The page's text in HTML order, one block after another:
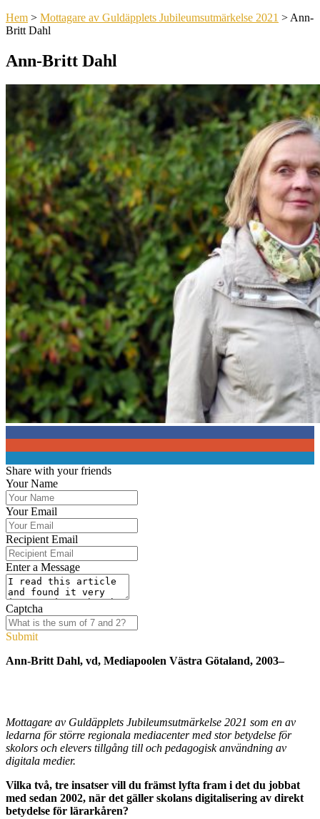
Hem > Mottagare av Guldäpplets Jubileumsutmärkelse 2021 > Ann-
Britt Dahl
Ann-Britt Dahl
Share with your friends
Your Name
Your Email
Recipient Email
Enter a Message
Captcha
Submit
Ann-Britt Dahl, vd, Mediapoolen Västra Götaland, 2003–
Mottagare av Guldäpplets Jubileumsutmärkelse 2021 som en av
ledarna för större regionala mediacenter med stor betydelse för
skolors och elevers tillgång till och pedagogisk användning av
digitala medier.
Vilka två, tre insatser vill du främst lyfta fram i det du jobbat
med sedan 2002, när det gäller skolans digitalisering av direkt
betydelse för lärarkåren?